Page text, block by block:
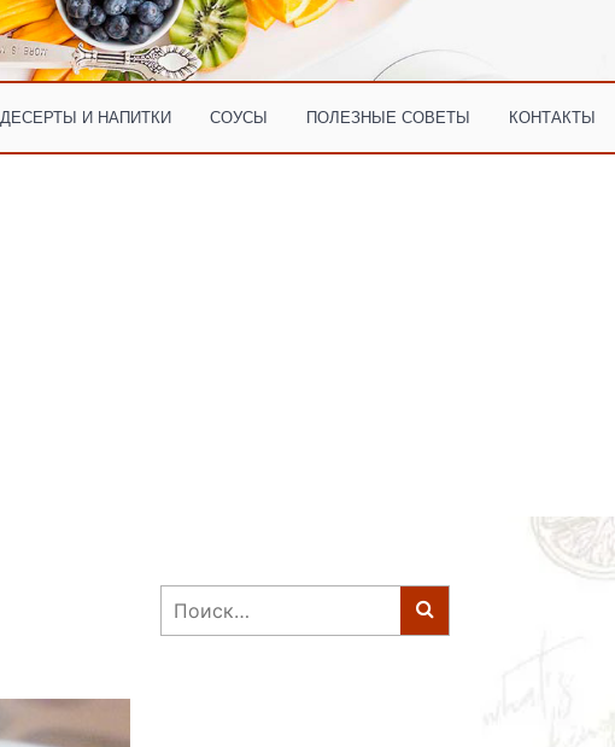
ДЕСЕРТЫ И НАПИТКИ СОУСЫ ПОЛЕЗНЫЕ СОВЕТЫ КОНТАКТЫ
Найти: